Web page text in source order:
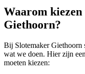
Waarom
Giethoorn?
Bij Slotemaker Giethoorn
wat we doen. Hier zijn
moeten kiezen: